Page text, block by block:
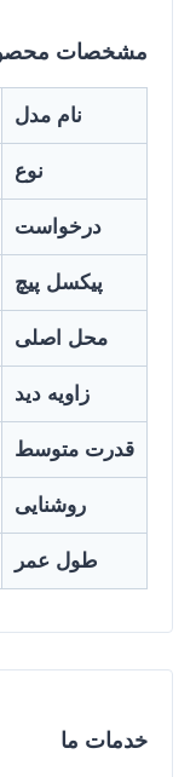
محصولات
درباره ما
کارخانه تور
کنترل کیفیت
با ما تماس بگیرید
اخبار
مشخصات
نام مدل
نوع
درخواست
پیکسل پیچ
محل اصلی
زاویه دید
قدرت متوسط
روشنایی
طول عمر
خدمات ما